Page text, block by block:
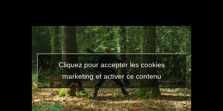
Cliquez pour accepter les cookies
marketing et activer ce contenu